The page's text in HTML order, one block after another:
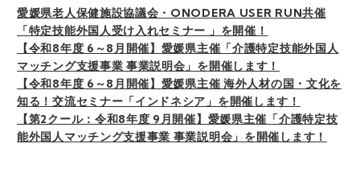
応じます。開示等の請求等に応じる
窓口は、以下の「お問合せ先」をご
覧ください。
g) 個人情報の入力項目について
個人情報の各入力項目への入力は、
任意となっておりますが、主要な項
目（※印項目）に入力がない場合
は、お問合わせの内容によっては対
愛媛県老人保健施設協議会・ONODERA USER RUN共催
「特定技能外国人受け入れセミナー 」を開催！
【令和8年度 6～8月開催】愛媛県主催「介護特定技能外国人
マッチング支援事業 事業説明会」を開催します！
【令和8年度 6～8月開催】愛媛県主催 海外人材の国・文化を
知る！交流セミナー「インドネシア」を開催します！
【第2クール：令和8年度 9月開催】愛媛県主催「介護特定技
能外国人マッチング支援事業 事業説明会」を開催します！